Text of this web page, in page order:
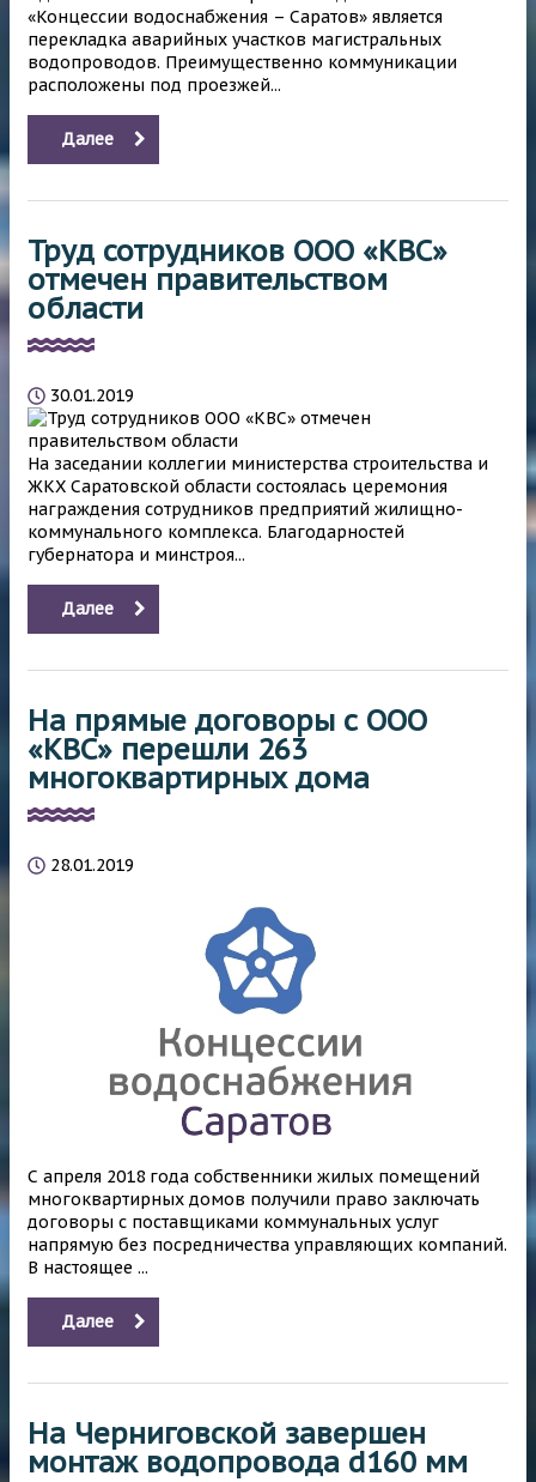
«Концессии водоснабжения – Саратов» является
перекладка аварийных участков магистральных
водопроводов. Преимущественно коммуникации
расположены под проезжей...
Далее
Труд сотрудников ООО «КВС»
отмечен правительством
области
30.01.2019
На заседании коллегии министерства строительства и
ЖКХ Саратовской области состоялась церемония
награждения сотрудников предприятий жилищно-
коммунального комплекса. Благодарностей
губернатора и минстроя...
Далее
На прямые договоры с ООО
«КВС» перешли 263
многоквартирных дома
28.01.2019
С апреля 2018 года собственники жилых помещений
многоквартирных домов получили право заключать
договоры с поставщиками коммунальных услуг
напрямую без посредничества управляющих компаний.
В настоящее ...
Далее
На Черниговской завершен
монтаж водопровода d160 мм